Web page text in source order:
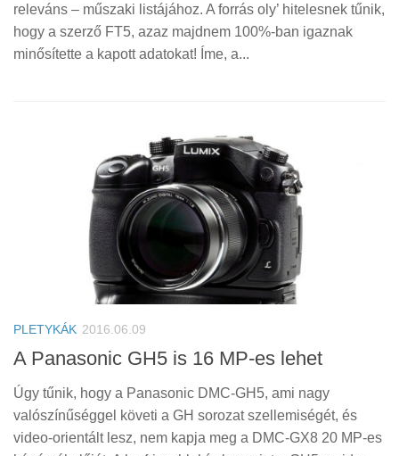
releváns – műszaki listájához. A forrás oly’ hitelesnek tűnik,
hogy a szerző FT5, azaz majdnem 100%-ban igaznak
minősítette a kapott adatokat! Íme, a...
PLETYKÁK 2016.06.09
A Panasonic GH5 is 16 MP-es lehet
Úgy tűnik, hogy a Panasonic DMC-GH5, ami nagy
valószínűséggel követi a GH sorozat szellemiségét, és
video-orientált lesz, nem kapja meg a DMC-GX8 20 MP-es